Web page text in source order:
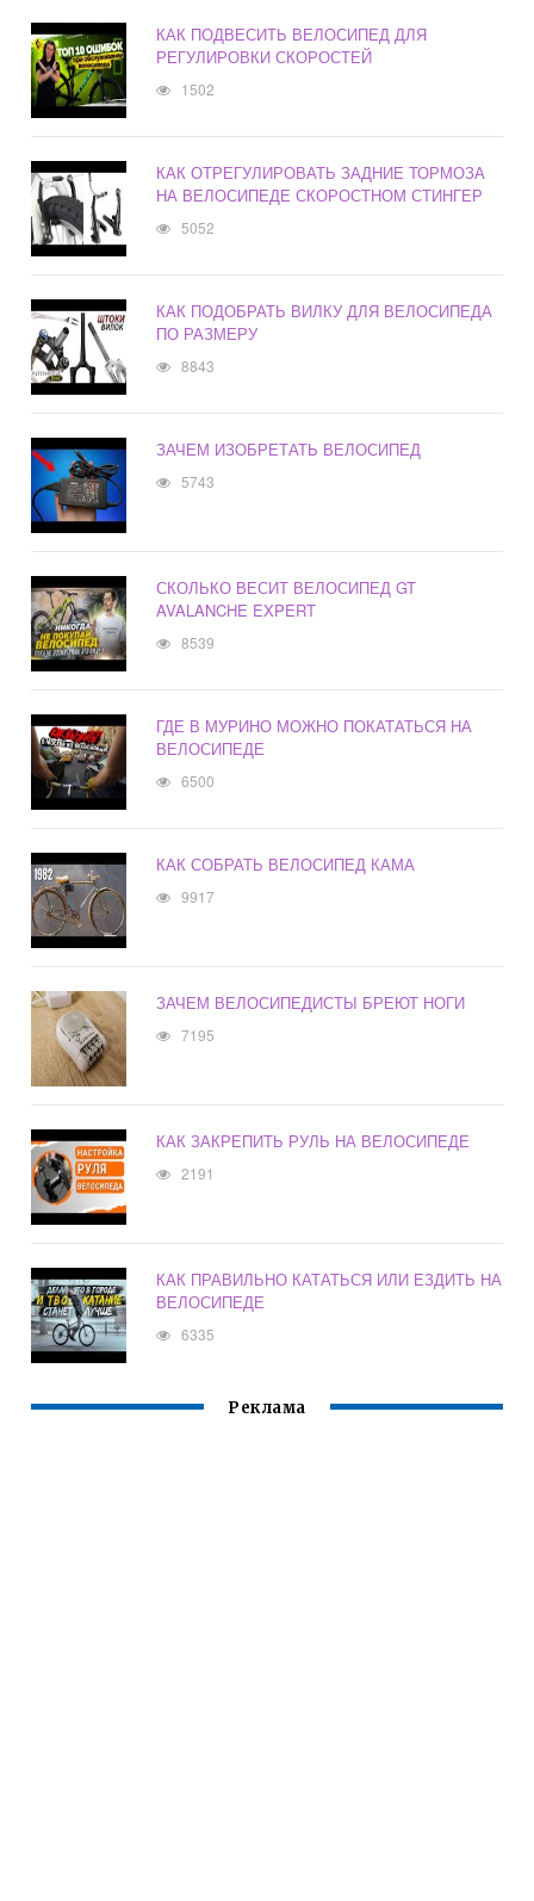
КАК ПОДВЕСИТЬ ВЕЛОСИПЕД ДЛЯ
РЕГУЛИРОВКИ СКОРОСТЕЙ
1502
КАК ОТРЕГУЛИРОВАТЬ ЗАДНИЕ ТОРМОЗА
НА ВЕЛОСИПЕДЕ СКОРОСТНОМ СТИНГЕР
5052
КАК ПОДОБРАТЬ ВИЛКУ ДЛЯ ВЕЛОСИПЕДА
ПО РАЗМЕРУ
8843
ЗАЧЕМ ИЗОБРЕТАТЬ ВЕЛОСИПЕД
5743
СКОЛЬКО ВЕСИТ ВЕЛОСИПЕД GT
AVALANCHE EXPERT
8539
ГДЕ В МУРИНО МОЖНО ПОКАТАТЬСЯ НА
ВЕЛОСИПЕДЕ
6500
КАК СОБРАТЬ ВЕЛОСИПЕД КАМА
9917
ЗАЧЕМ ВЕЛОСИПЕДИСТЫ БРЕЮТ НОГИ
7195
КАК ЗАКРЕПИТЬ РУЛЬ НА ВЕЛОСИПЕДЕ
2191
КАК ПРАВИЛЬНО КАТАТЬСЯ ИЛИ ЕЗДИТЬ НА
ВЕЛОСИПЕДЕ
6335
Реклама